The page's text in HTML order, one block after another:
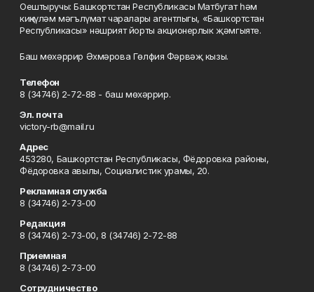
Оештыручы: Башкортстан Республикасы Матбугат һәм
киңкүләм мәгълүмат чаралары агентлыгы, «Башкортстан
Республикасы» нәшрият йорты акционерлык җәмгыяте.
Баш мөхәррир Әхмәрова Гөлфия Фәрвәҗ кызы.
Телефон
8 (34746) 2-72-88 - баш мөхәррир.
Эл. почта
victory-rb@mail.ru
Адрес
453280, Башкортстан Республикасы, Фёдоровка районы,
Фёдоровка авылы, Социалистик урамы, 20.
Рекламная служба
8 (34746) 2-73-00
Редакция
8 (34746) 2-73-00, 8 (34746) 2-72-88
Приемная
8 (34746) 2-73-00
Сотрудничество